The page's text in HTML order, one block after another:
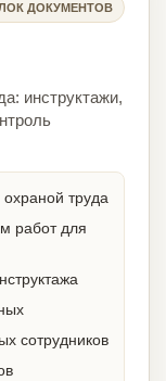
ДОКУМЕНТОВ
инструктажи,
труда
работ для
сотрудников